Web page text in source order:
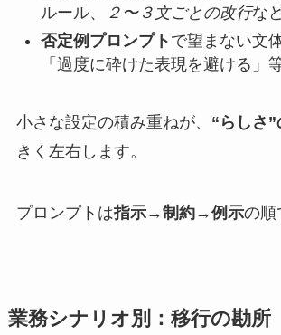
ルール、
２〜３文ごとの改行な
否定例プロンプト で望まない文
「過度に砕けた表現を避ける」等
小さな設定の積み重ねが、 “らしさ
きく左右します。
プロンプトは指示→制約→例示の順
業務シナリオ別：移行の勘所